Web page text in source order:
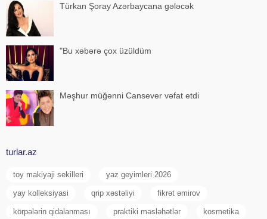
Türkan Şoray Azərbaycana gələcək
"Bu xəbərə çox üzüldüm
Məşhur müğənni Cansever vəfat etdi
turlar.az
toy makiyaji sekilleri yaz geyimleri 2026
yay kolleksiyasi qrip xəstəliyi fikrət əmirov
körpələrin qidalanması praktiki məsləhətlər kosmetika